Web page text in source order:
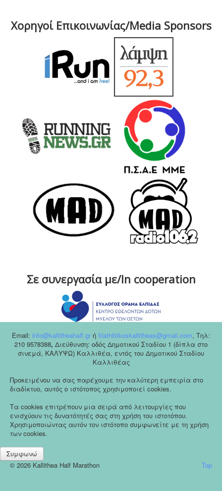
Χορηγοί Επικοινωνίας/Media Sponsors
Σε συνεργασία με/In cooperation
Email: info@kallitheahalf.gr ή filathlitikoskallitheas@gmail.com, Tηλ:
210 9578388, Διεύθυνση: οδός Δημοτικού Σταδίου 1 (δίπλα στο
σινεμά, ΚΑΛΥΨΩ) Καλλιθέα, εντός του Δημοτικού Σταδίου
Καλλιθέας
Προκειμένου να σας παρέχουμε την καλύτερη εμπειρία στο
διαδίκτυο, αυτός ο ιστότοπος χρησιμοποιεί cookies.
Τα cookies επιτρέπουν μια σειρά από λειτουργίες που
ενισχύουν τις δυνατότητές σας στη χρήση του ιστοτόπου.
Χρησιμοποιώντας αυτόν τον ιστότοπο συμφωνείτε με τη χρήση
των cookies.
Συμφωνώ
Top
© 2026 Kallithea Half Marathon